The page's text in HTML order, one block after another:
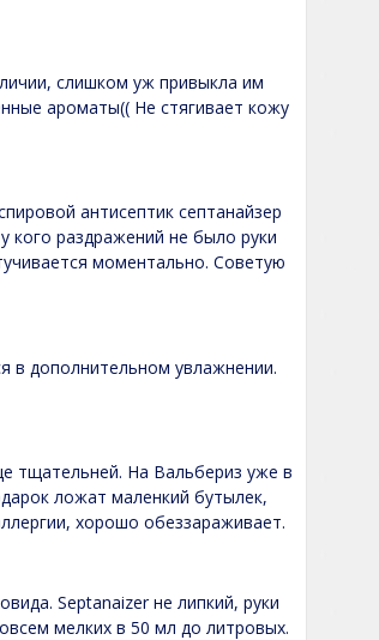
слишком уж привыкла им
ароматы(( Не стягивает кожу
антисептик септанайзер
кого раздражений не было руки
моментально. Советую
в дополнительном увлажнении.
тщательней. На Вальбериз уже в
ложат маленкий бутылек,
хорошо обеззараживает.
Septanaizer не липкий, руки
мелких в 50 мл до литровых.